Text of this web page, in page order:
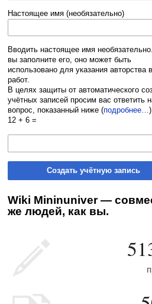
Настоящее имя (необязательно)
Вводить настоящее имя
вы заполните его, оно может быть
использовано для указания авторства
работ.
В целях защиты от автоматического
учётных записей просим вас ответить
вопрос, показанный ниже (подробнее…
12 + 6 =
Создать учётную запись
Wiki Mininuniver —
же людей, как вы.